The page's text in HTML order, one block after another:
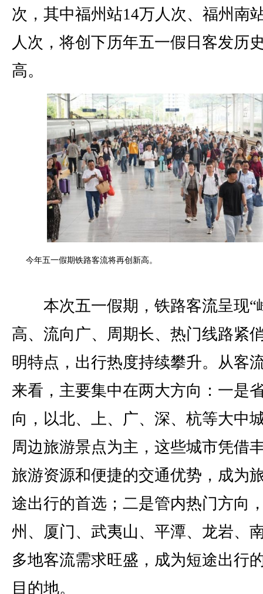
次，其中福州站14万人次、福州南
人次，将创下历年五一假日客发历
高。
今年五一假期铁路客流将再创新高。
本次五一假期，铁路客流呈现“
高、流向广、周期长、热门线路紧
明特点，出行热度持续攀升。从客
来看，主要集中在两大方向：一是
向，以北、上、广、深、杭等大中
周边旅游景点为主，这些城市凭借
旅游资源和便捷的交通优势，成为
途出行的首选；二是管内热门方向
州、厦门、武夷山、平潭、龙岩、
多地客流需求旺盛，成为短途出行
目的地。